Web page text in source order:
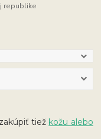
republike
tiež kožu alebo